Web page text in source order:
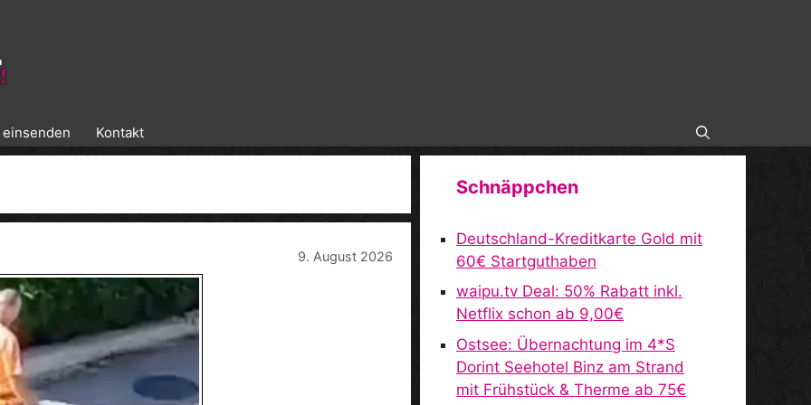
einsenden Kontakt
9. August 2026
Schnäppchen
Deutschland-Kreditkarte Gold mit
60€ Startguthaben
waipu.tv Deal: 50% Rabatt inkl.
Netflix schon ab 9,00€
Ostsee: Übernachtung im 4*S
Dorint Seehotel Binz am Strand
mit Frühstück & Therme ab 75€